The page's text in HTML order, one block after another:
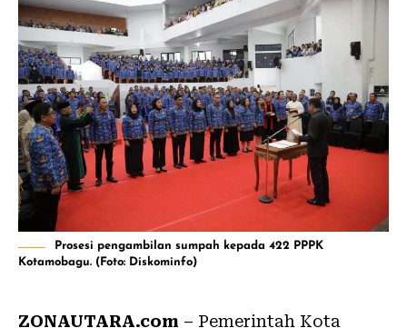
Prosesi pengambilan sumpah kepada 422 PPPK
Kotamobagu. (Foto: Diskominfo)
ZONAUTARA.com – Pemerintah Kota